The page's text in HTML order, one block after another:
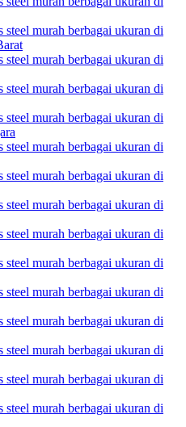
murah berbagai ukuran di
murah berbagai ukuran di
murah berbagai ukuran di
murah berbagai ukuran di
murah berbagai ukuran di
murah berbagai ukuran di
murah berbagai ukuran di
murah berbagai ukuran di
murah berbagai ukuran di
murah berbagai ukuran di
murah berbagai ukuran di
murah berbagai ukuran di
murah berbagai ukuran di
murah berbagai ukuran di